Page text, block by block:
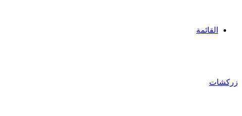
القائمة
زركشات